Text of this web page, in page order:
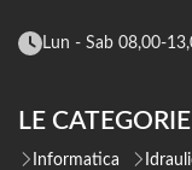
Lun - Sab 08,00-
LE CATEGORIE
Informatica